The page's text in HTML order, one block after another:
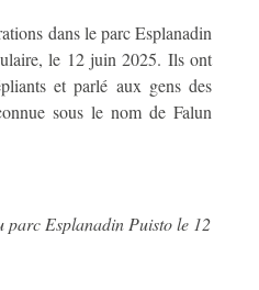
dans le parc Esplanadin
le 12 juin 2025. Ils ont
et parlé aux gens des
sous le nom de Falun
parc Esplanadin Puisto le 12